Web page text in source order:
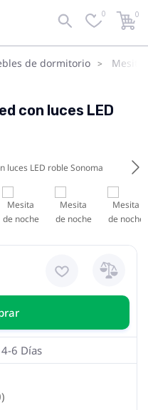
0 0
de dormitorio
con luces LED
6 Días